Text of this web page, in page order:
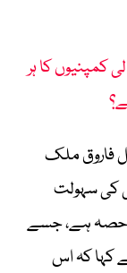
کمپنیوں کا ہر
فاروق ملک
کی سہولت
حصہ ہے، جسے
کہا کہ اس